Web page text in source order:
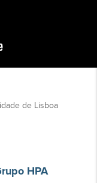
de Lisboa
HPA